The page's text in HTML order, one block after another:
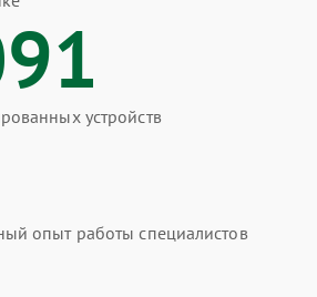
устройств
опыт работы специалистов